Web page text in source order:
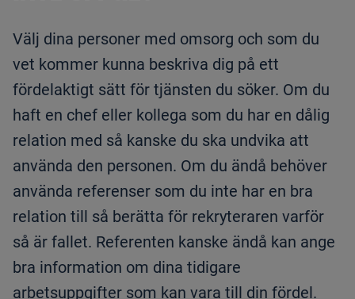
Välj dina personer med omsorg och som du
vet kommer kunna beskriva dig på ett
fördelaktigt sätt för tjänsten du söker. Om du
haft en chef eller kollega som du har en dålig
relation med så kanske du ska undvika att
använda den personen. Om du ändå behöver
använda referenser som du inte har en bra
relation till så berätta för rekryteraren varför
så är fallet. Referenten kanske ändå kan ange
bra information om dina tidigare
arbetsuppgifter som kan vara till din fördel.